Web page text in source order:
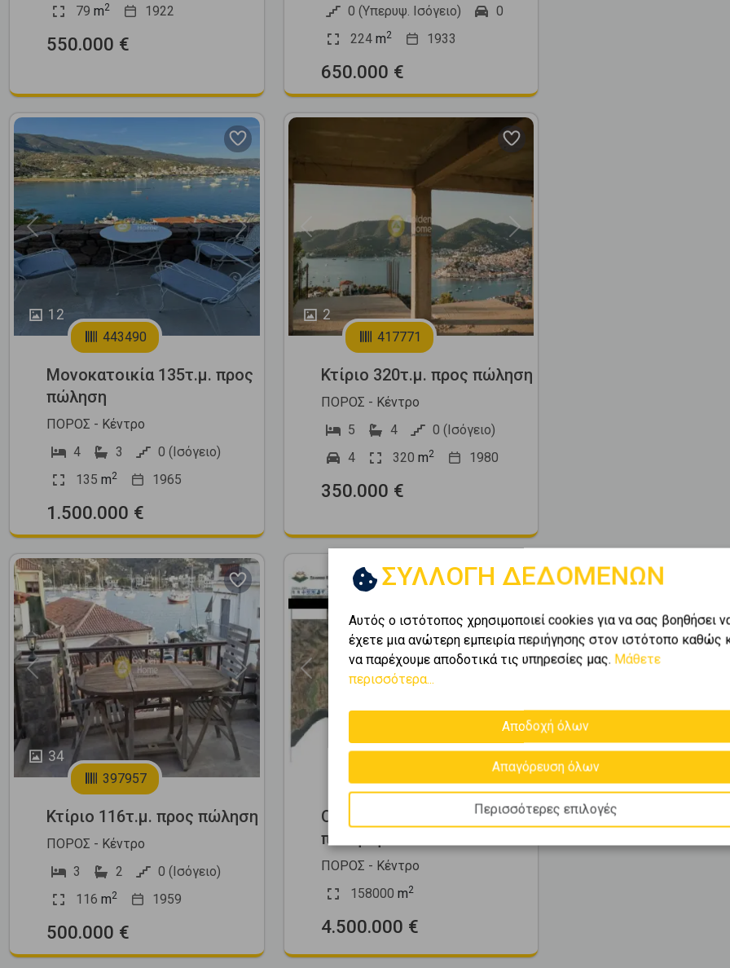
79 m2 1922
550.000 €
0 (Υπερυψ. Ισόγειο)
0
224m2 1933
650.000 €
12
Previous Next
443490
Μονοκατοικία 135τ.μ. προς
πώληση
ΠΟΡΟΣ - Κέντρο
4
3
0 (Ισόγειο)
135 m2 1965
1.500.000 €
2
Previous Next
417771
Κτίριο 320τ.μ. προς πώληση
ΠΟΡΟΣ - Κέντρο
5
4
0 (Ισόγειο)
4
320 m2 1980
350.000 €
34
Previous Next
397957
Κτίριο 116τ.μ. προς πώληση
ΠΟΡΟΣ - Κέντρο
3
2
0 (Ισόγειο)
116 m2 1959
500.000 €
Previous
Οικιστικό 158000τ.μ. προς
πώληση
ΠΟΡΟΣ - Κέντρο
158000 m2
4.500.000 €
ΣΥΛΛΟΓΗ ΔΕΔΟΜΕΝΩΝ
Αυτός ο ιστότοπος χρησιμοποιεί cookies για να σας βοηθήσει
έχετε μια ανώτερη εμπειρία περιήγησης στον ιστότοπο καθώς
να παρέχουμε αποδοτικά τις υπηρεσίες μας. Μάθετε
περισσότερα...
Αποδοχή όλων
Απαγόρευση όλων
Περισσότερες επιλογές